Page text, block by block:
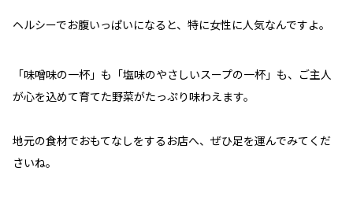
ヘルシーでお腹いっぱいになると、特に女性に人気なんですよ。
「味噌味の一杯」も「塩味のやさしいスープの一杯」も、ご主人
が心を込めて育てた野菜がたっぷり味わえます。
地元の食材でおもてなしをするお店へ、ぜひ足を運んでみてくだ
さいね。